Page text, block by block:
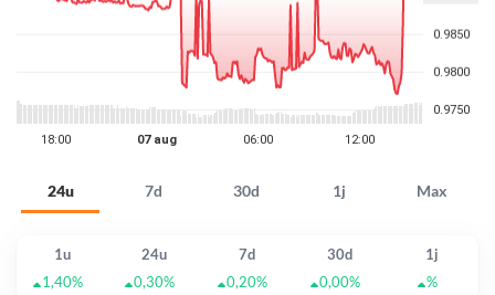
24u 7d 30d 1j Max
1u 24u 7d 30d
1j
1,40%
0,30% 0,20% 0,00% %